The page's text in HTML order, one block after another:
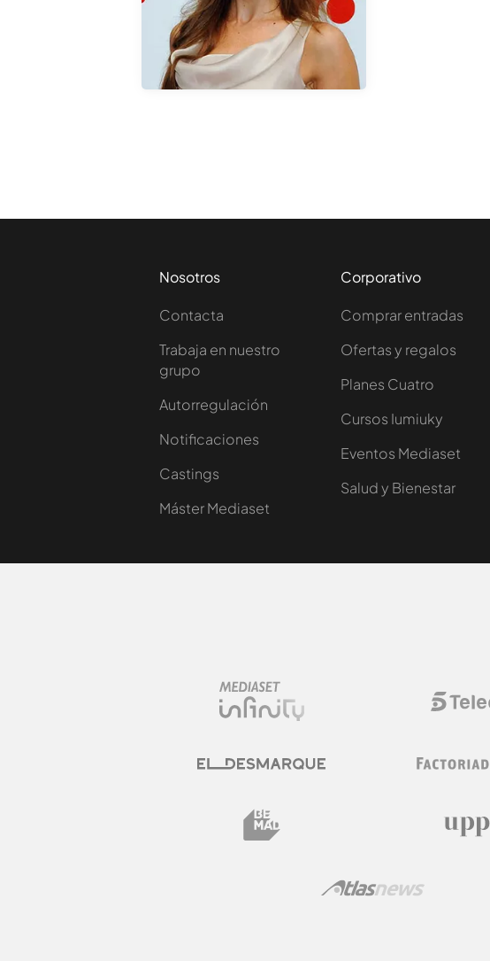
Nosotros
Contacta
Trabaja en nuestro
grupo
Autorregulación
Notificaciones
Castings
Máster Mediaset
Corporativo
Comprar entradas
Ofertas y regalos
Planes Cuatro
Cursos Iumiuky
Eventos Mediaset
Salud y Bienestar